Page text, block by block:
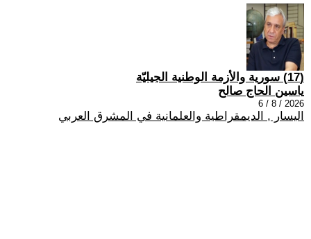
(17) سورية والأزمة الوطنية الجيليّة
ياسين الحاج صالح
2026 / 8 / 6
اليسار , الديمقراطية والعلمانية في المشرق العربي